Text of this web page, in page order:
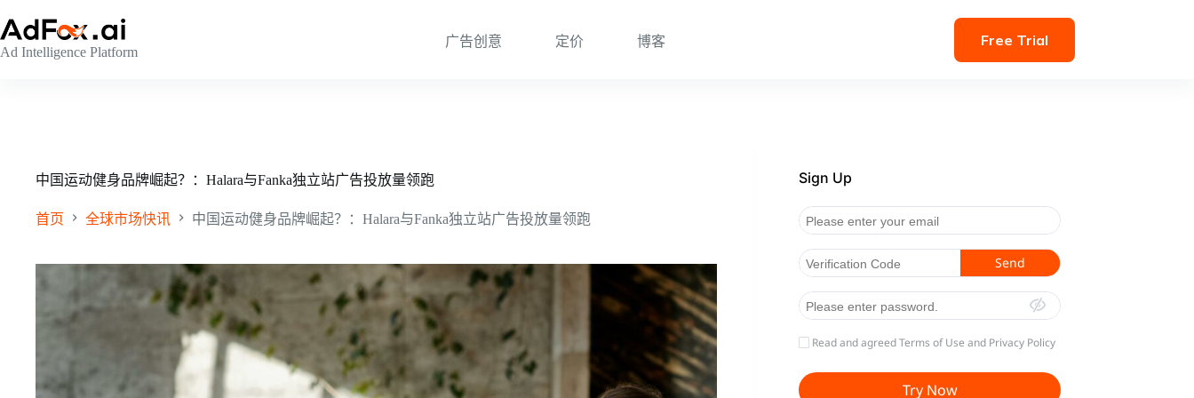
至
内
Ad Intelligence Platform
广告创意 定价 博客 Free Trial
中国运动健身品牌崛起？：Halara与Fanka独立站广告投放量领跑
首页 全球市场快讯 中国运动健身品牌崛起？：Halara与Fanka独立站广告投放量领跑